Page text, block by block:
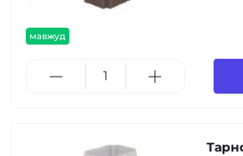
мавжуд